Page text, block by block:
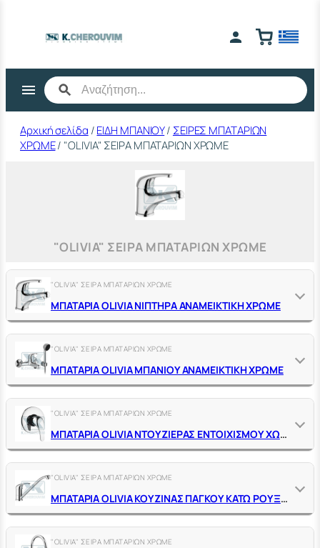
περιεχόμενο
Αρχική σελίδα /ΕΙΔΗ ΜΠΑΝΙΟΥ/ ΣΕΙΡΕΣ ΜΠΑΤΑΡΙΩΝ
ΧΡΩΜΕ/ "OLIVIA" ΣΕΙΡΑ ΜΠΑΤΑΡΙΩΝ ΧΡΩΜΕ
"OLIVIA" ΣΕΙΡΑ ΜΠΑΤΑΡΙΩΝ ΧΡΩΜΕ
"OLIVIA" ΣΕΙΡΑ ΜΠΑΤΑΡΙΩΝ ΧΡΩΜΕ
ΜΠΑΤΑΡΙΑ OLIVIA ΝΙΠΤΗΡΑ ΑΝΑΜΕΙΚΤΙΚΗ ΧΡΩΜΕ
"OLIVIA" ΣΕΙΡΑ ΜΠΑΤΑΡΙΩΝ ΧΡΩΜΕ
ΜΠΑΤΑΡΙΑ OLIVIA ΜΠΑΝΙΟΥ ΑΝΑΜΕΙΚΤΙΚΗ ΧΡΩΜΕ
"OLIVIA" ΣΕΙΡΑ ΜΠΑΤΑΡΙΩΝ ΧΡΩΜΕ
ΜΠΑΤΑΡΙΑ ΟLΙVΙΑ ΝΤΟΥΖΙΕΡΑΣ ΕΝΤΟΙΧΙΣΜΟΥ ΧΩΡΙΣ ΔΙΑΝΟΜΕΑ ΑΝΑΜΕΙΚΤΙΚΗ ΧΡΩΜΕ
"OLIVIA" ΣΕΙΡΑ ΜΠΑΤΑΡΙΩΝ ΧΡΩΜΕ
ΜΠΑΤΑΡΙΑ OLIVIA ΚΟΥΖΙΝΑΣ ΠΑΓΚΟΥ ΚΑΤΩ ΡΟΥΞΟΥΝΙ
"OLIVIA" ΣΕΙΡΑ ΜΠΑΤΑΡΙΩΝ ΧΡΩΜΕ